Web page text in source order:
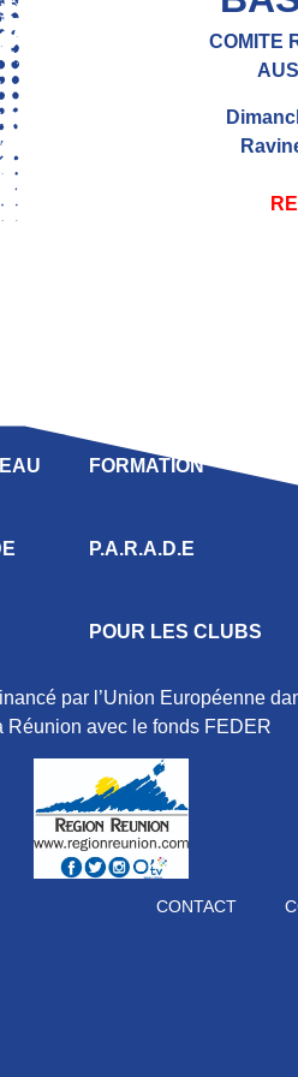
COMITE
FORMATION
P.A.R.A.D.E
POUR LES CLUBS
par l’Union Européenne
Réunion avec le fonds FEDER
CONTACT